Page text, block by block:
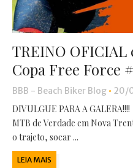
TREINO OFICIAL
Copa Free Force
BBB - Beach Biker Blog • 20/
DIVULGUE PARA A
MTB de Verdade em Nova
o trajeto, socar ...
LEIA MAIS